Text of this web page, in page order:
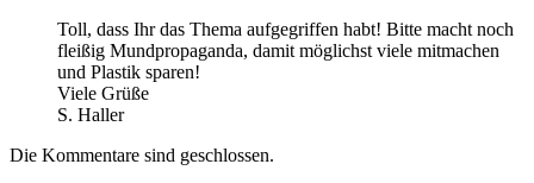
Toll, dass Ihr das Thema aufgegriffen habt! Bitte macht noch
fleißig Mundpropaganda, damit möglichst viele mitmachen
und Plastik sparen!
Viele Grüße
S. Haller
Die Kommentare sind geschlossen.